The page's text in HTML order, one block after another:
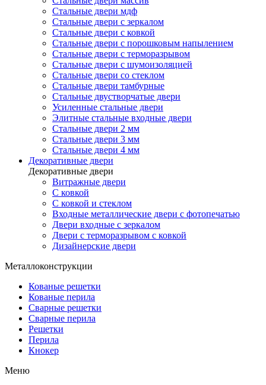
Стальные двери мдф
Стальные двери с зеркалом
Стальные двери с ковкой
Стальные двери с порошковым напылением
Стальные двери с терморазрывом
Стальные двери с шумоизоляцией
Стальные двери со стеклом
Стальные двери тамбурные
Стальные двустворчатые двери
Усиленные стальные двери
Элитные стальные входные двери
Стальные двери 2 мм
Стальные двери 3 мм
Стальные двери 4 мм
Декоративные двери
Декоративные двери
Витражные двери
С ковкой
С ковкой и стеклом
Входные металлические двери с фотопечатью
Двери входные с зеркалом
Двери с терморазрывом с ковкой
Дизайнерские двери
Металлоконструкции
Кованые решетки
Кованые перила
Сварные решетки
Сварные перила
Решетки
Перила
Кнокер
Меню